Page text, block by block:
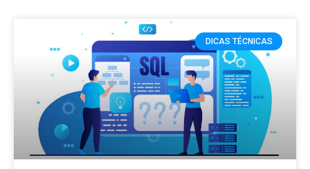
DICAS TÉCNICAS